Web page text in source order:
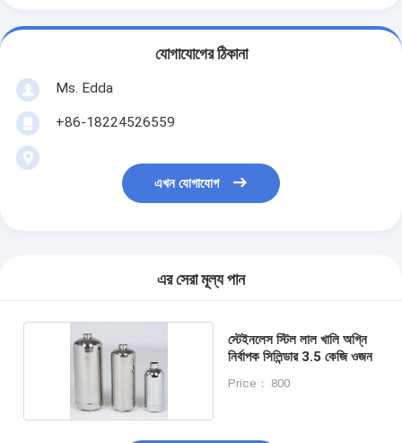
যোগাযোগের ঠিকানা
Ms. Edda
+86-18224526559
এখন যোগাযোগ
এর সেরা মূল্য পান
স্টেইনলেস স্টিল লাল খালি অগ্নি
নির্বাপক সিলিন্ডার 3.5 কেজি ওজন
Price： 800